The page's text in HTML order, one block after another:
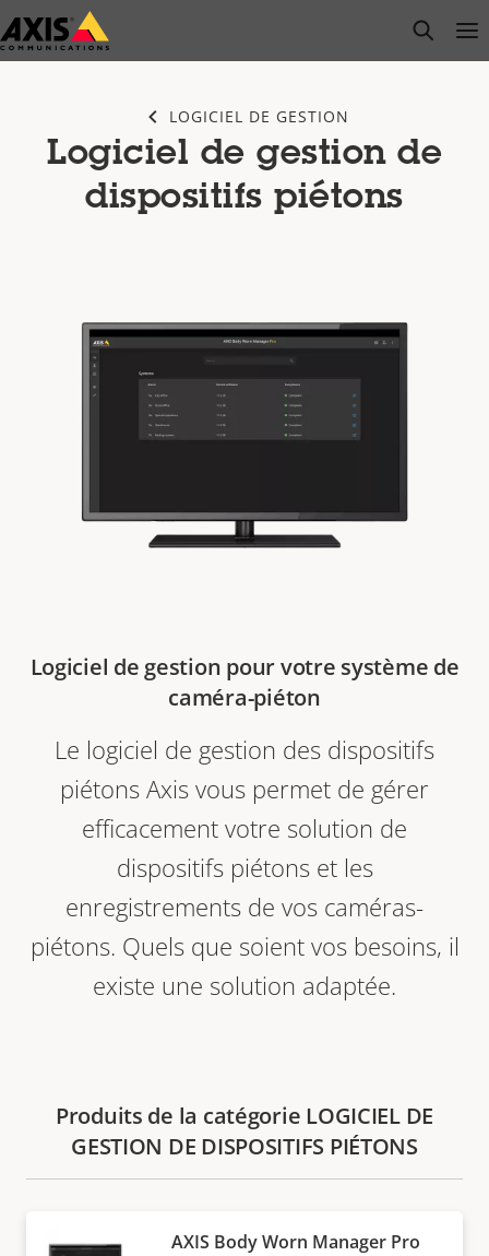
Passer
au
open
LOGICIEL DE GESTION
Logiciel de gestion de
dispositifs piétons
Logiciel de gestion pour votre système de
caméra-piéton
Le logiciel de gestion des dispositifs
piétons Axis vous permet de gérer
efficacement votre solution de
dispositifs piétons et les
enregistrements de vos caméras-
piétons. Quels que soient vos besoins, il
existe une solution adaptée.
Produits de la catégorie LOGICIEL DE
GESTION DE DISPOSITIFS PIÉTONS
AXIS Body Worn Manager Pro